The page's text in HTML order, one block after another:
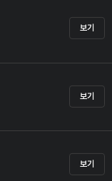
보기
보기
보기